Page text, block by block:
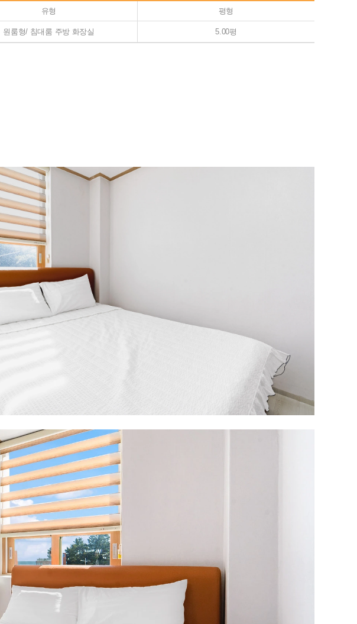
유형 평형
원룸형/ 침대룸 주방 화장실 5.00평